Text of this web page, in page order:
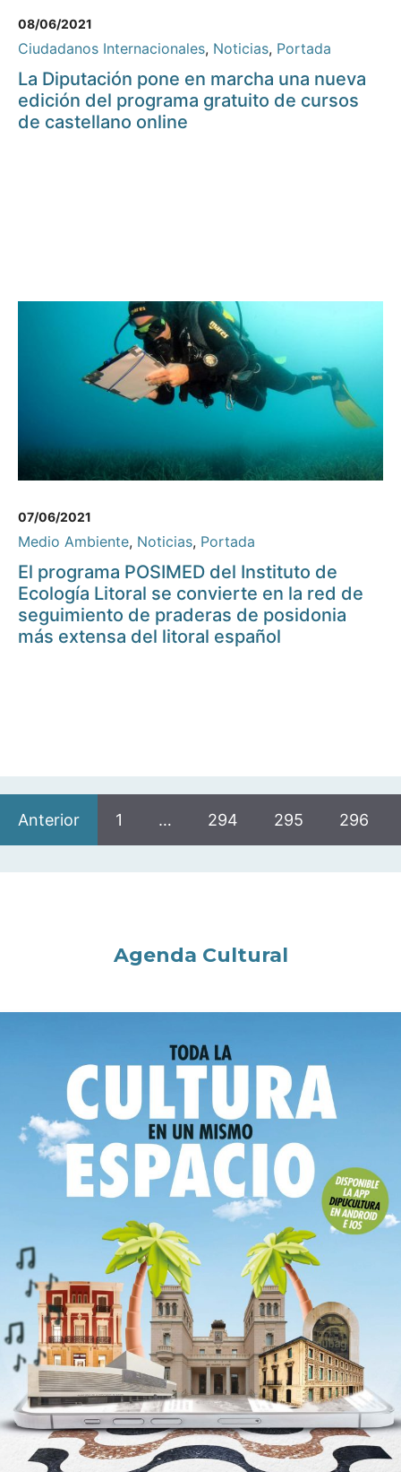
08/06/2021
Ciudadanos Internacionales, Noticias, Portada
La Diputación pone en marcha una nueva
edición del programa gratuito de cursos
de castellano online
07/06/2021
Medio Ambiente, Noticias, Portada
El programa POSIMED del Instituto de
Ecología Litoral se convierte en la red de
seguimiento de praderas de posidonia
más extensa del litoral español
Anterior 1 … 294 295 296
Agenda Cultural